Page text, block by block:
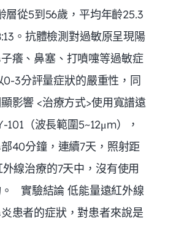
層從5到56歲，平均年齡25.3
。抗體檢測對過敏原呈現陽
癢、鼻塞、打噴嚏等過敏症
0-3分評量症狀的嚴重性，同
影響 <治療方式>使用寬譜遠
101（波長範圍5~12μm），
40分鐘，連續7天，照射距
線治療的7天中，沒有使用
實驗結論 低能量遠紅外線
患者的症狀，對患者來說是